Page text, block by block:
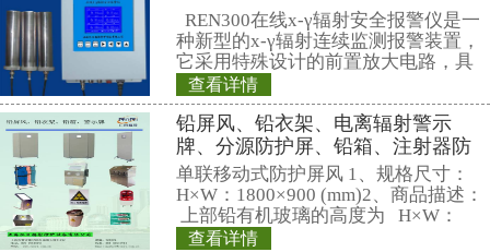
能引发的放射性危
套在线xγ射线监测
xγ射线监测报警系
集中监测,完成对放
REN320型立柱式
仪
REN320立柱式X、
主要用于放射性监
包通过的监测系统
烁体探测器作为探
小，便于携带，灵
查看详情